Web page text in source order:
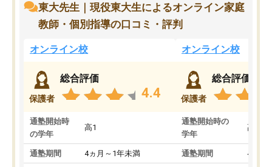
東大先生｜現役東大生によるオンライン家庭
教師・個別指導の口コミ・評判
オンライン校
保護者
総合評価
4.4
通塾開始時
の学年
高1
通塾期間 4ヵ月～1年未満
オンライン校
保護者
総合評価
通塾開始時の
学年
高3
通塾期間 4ヵ月